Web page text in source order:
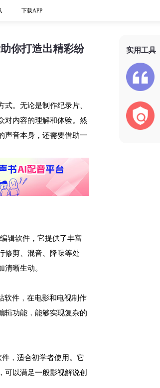
下载APP
你打造出精彩纷
。无论是制作纪录片、
对内容的理解和体验。然
声音本身，还需要借助一
辑软件，它提供了丰富
修剪、混音、降噪等处
晰生动。
软件，在电影和电视制作
辑功能，能够实现复杂的
，适合初学者使用。它
可以满足一般影视解说创
实用工具